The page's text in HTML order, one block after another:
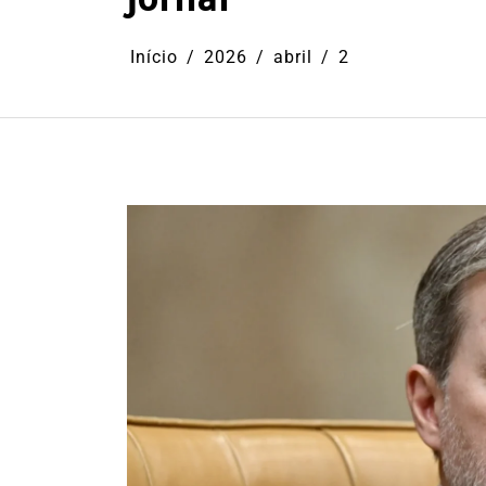
Início 2026 abril 2
Em Cultura Ilhabela
Litoral
Turismo